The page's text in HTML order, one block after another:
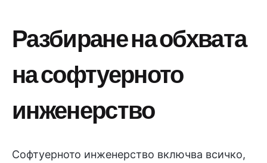
Разбиране на обхвата
на софтуерното
инженерство
Софтуерното инженерство включва всичко,